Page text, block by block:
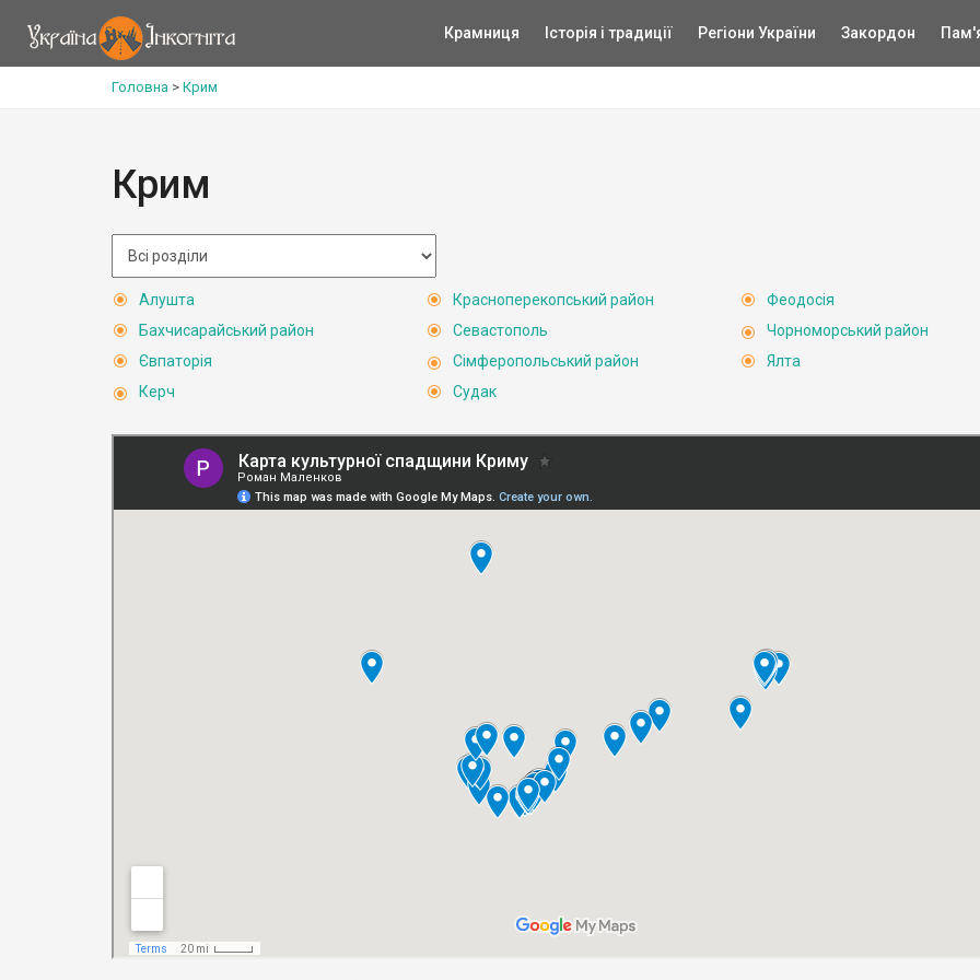
Крамниця Історія і традиції Регіони України Закордон
Головна > Крим
Крим
Алушта
Бахчисарайський район
Євпаторія
Керч
Красноперекопський район
Севастополь
Сімферопольський район
Судак
Феодосія
Чорноморський район
Ялта